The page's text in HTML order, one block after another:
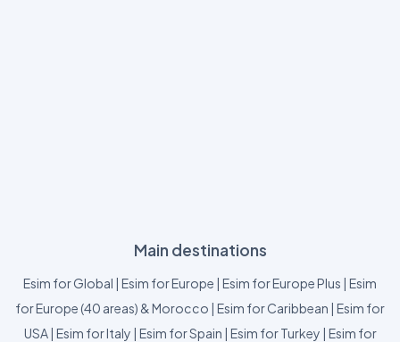
Main destinations
Esim for Global | Esim for Europe | Esim for Europe Plus | Esim
for Europe (40 areas) & Morocco | Esim for Caribbean | Esim for
USA| Esim for Italy | Esim for Spain | Esim for Turkey | Esim for